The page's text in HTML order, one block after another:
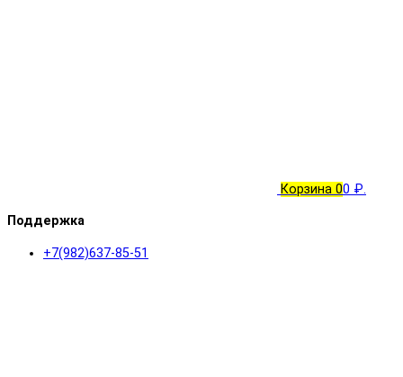
Корзина 00 ₽.
Поддержка
+7(982)637-85-51